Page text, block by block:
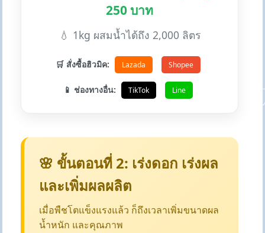
250 บาท
💧 1kg ผสมน้ำได้ถึง 2,000 ลิตร
🛒 สั่งซื้อฮิวมิค: Lazada Shopee
📱 ช่องทางอื่น: TikTok Line
🌸 ขั้นตอนที่ 2: เร่งดอก เร่งผล
และเพิ่มผลผลิต
เมื่อพืชโตแข็งแรงแล้ว ก็ถึงเวลาเพิ่มขนาดผล
น้ำหนัก และคุณภาพ